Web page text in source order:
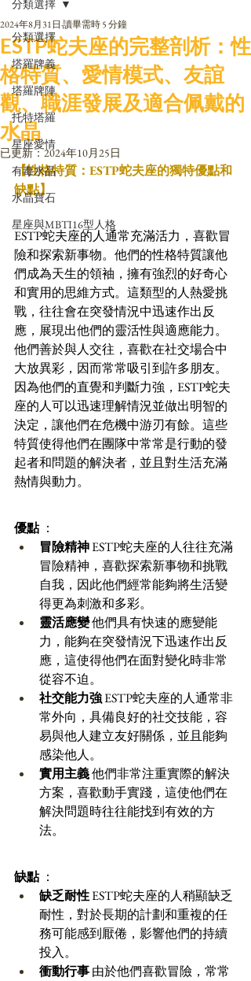
分類選擇
塔羅牌義
塔羅牌陣
托特塔羅
星座愛情
有毒水晶
水晶寶石
星座與MBTI16型人格
分類選擇
ESTP蛇夫座的完整剖析：性
格特質、愛情模式、友誼
觀、職涯發展及適合佩戴的
水晶
2024年8月31日 讀畢需時 5 分鐘
已更新：2024年10月25日
【性格特質：ESTP蛇夫座的獨特優點和
缺點】
ESTP蛇夫座的人通常充滿活力，喜歡冒
險和探索新事物。他們的性格特質讓他
們成為天生的領袖，擁有強烈的好奇心
和實用的思維方式。這類型的人熱愛挑
戰，往往會在突發情況中迅速作出反
應，展現出他們的靈活性與適應能力。
他們善於與人交往，喜歡在社交場合中
大放異彩，因而常常吸引到許多朋友。
因為他們的直覺和判斷力強，ESTP蛇夫
座的人可以迅速理解情況並做出明智的
決定，讓他們在危機中游刃有餘。這些
特質使得他們在團隊中常常是行動的發
起者和問題的解決者，並且對生活充滿
熱情與動力。
優點 ：
冒險精神 ESTP蛇夫座的人往往充滿
冒險精神，喜歡探索新事物和挑戰
自我，因此他們經常能夠將生活變
得更為刺激和多彩。
靈活應變 他們具有快速的應變能
力，能夠在突發情況下迅速作出反
應，這使得他們在面對變化時非常
從容不迫。
社交能力強 ESTP蛇夫座的人通常非
常外向，具備良好的社交技能，容
易與他人建立友好關係，並且能夠
感染他人。
實用主義 他們非常注重實際的解決
方案，喜歡動手實踐，這使他們在
解決問題時往往能找到有效的方
法。
缺點 ：
缺乏耐性 ESTP蛇夫座的人稍顯缺乏
耐性，對於長期的計劃和重複的任
務可能感到厭倦，影響他們的持續
投入。
衝動行事 由於他們喜歡冒險，常常